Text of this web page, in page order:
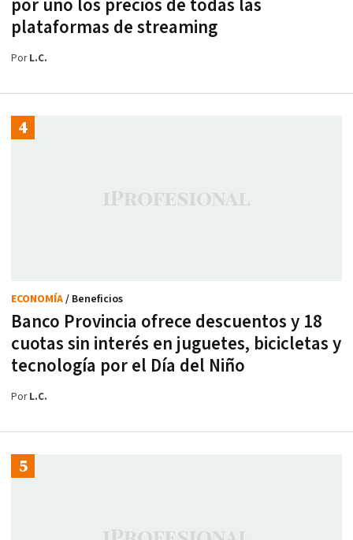
por uno los precios de todas las
plataformas de streaming
PorL.C.
Banco Provincia ofrece descuentos y 18
cuotas sin interés en juguetes, bicicletas y
tecnología por el Día del Niño
ECONOMÍA/ Beneficios
PorL.C.